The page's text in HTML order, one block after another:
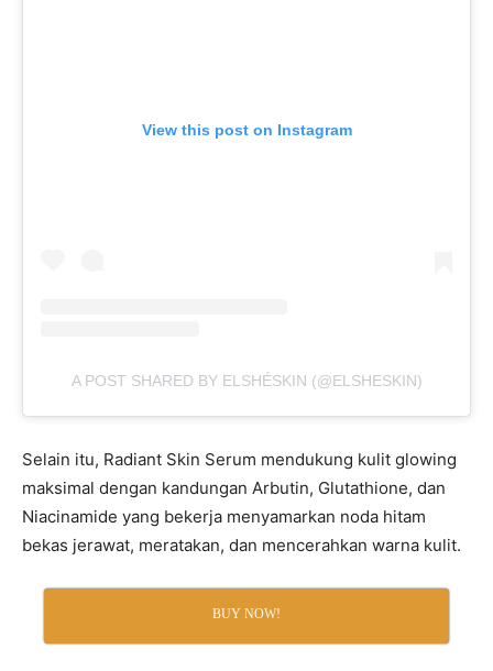
View this post on Instagram
A POST SHARED BY ELSHÉSKIN (@ELSHESKIN)
Selain itu, Radiant Skin Serum mendukung kulit glowing
maksimal dengan kandungan Arbutin, Glutathione, dan
Niacinamide yang bekerja menyamarkan noda hitam
bekas jerawat, meratakan, dan mencerahkan warna kulit.
BUY NOW!